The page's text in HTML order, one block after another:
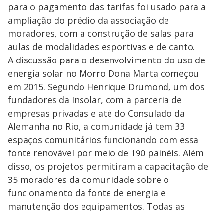
para o pagamento das tarifas foi usado para a
ampliação do prédio da associação de
moradores, com a construção de salas para
aulas de modalidades esportivas e de canto.
A discussão para o desenvolvimento do uso de
energia solar no Morro Dona Marta começou
em 2015. Segundo Henrique Drumond, um dos
fundadores da Insolar, com a parceria de
empresas privadas e até do Consulado da
Alemanha no Rio, a comunidade já tem 33
espaços comunitários funcionando com essa
fonte renovável por meio de 190 painéis. Além
disso, os projetos permitiram a capacitação de
35 moradores da comunidade sobre o
funcionamento da fonte de energia e
manutenção dos equipamentos. Todas as